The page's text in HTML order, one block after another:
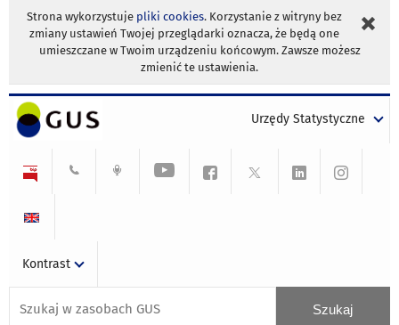
Strona wykorzystuje pliki cookies. Korzystanie z witryny bez
zmiany ustawień Twojej przeglądarki oznacza, że będą one
umieszczane w Twoim urządzeniu końcowym. Zawsze możesz
zmienić te ustawienia.
Urzędy Statystyczne
Kontrast